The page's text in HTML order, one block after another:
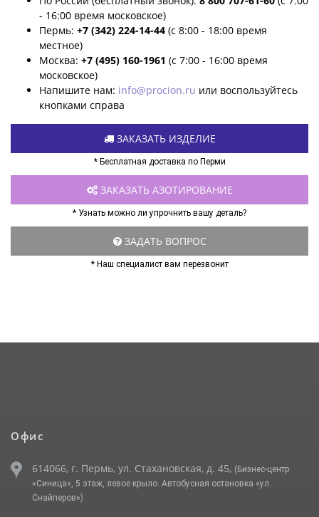
- 16:00 время московское)
Пермь: +7 (342) 224-14-44 (с 8:00 - 18:00 время
местное)
Москва: +7 (495) 160-1961 (с 7:00 - 16:00 время
московское)
Напишите нам: info@procion.ru или воспользуйтесь
кнопками справа
ЗАКАЗАТЬ ИЗДЕЛИЕ
* Бесплатная доставка по Перми
ЗАКАЗАТЬ АЗОТИРОВАНИЕ
* Узнать можно ли упрочнить вашу деталь?
ЗАДАТЬ ВОПРОС
* Наш специалист вам перезвонит
Офис
614066, г. Пермь, ул. Стахановская, д. 45, (Бизнес-центр
«Синица», 5 этаж, левое крыло. Автобусная остановка «ул.
Снайперов»)